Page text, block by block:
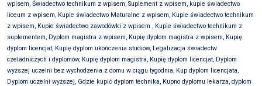
wpisem, Świadectwo technikum z wpisem, Suplement z wpisem, kupie świadectwo
liceum z wpisem, Kupie świadectwo Maturalne z wpisem, Kupie świadectwo technikum
z wpisem, Kupie świadectwo zawodówki z wpisem , Kupie świadectwo technikum z
suplementem, Dyplom magistra z wpisem, Kupię dyplom magistra z wpisem, Kupię
dyplom licencjat, Kupię dyplom ukończenia studiów, Legalizacja świadectw
czeladniczych i dyplomów, Kupię dyplom magistra, Kupię dyplom licencjat, Dyplom
wyższej uczelni bez wychodzenia z domu w ciągu tygodnia, Kup dyplom licencjata,
Dyplom uczelni wyższej, Gdzie kupić dyplom technika, Kupno dyplomu lekarza, dyplom